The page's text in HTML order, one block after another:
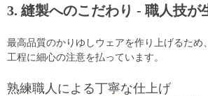
3. 縫製へのこだわり - 職人技が
最高品質のかりゆしウェアを作り上げるため
工程に細心の注意を払っています。
熟練職人による丁寧な仕上げ